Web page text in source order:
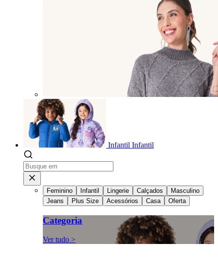
Infantil Infantil
Feminino Infantil Lingerie Calçados
Masculino
Jeans
Plus Size Acessórios Casa Oferta
Categoria
Ver tudo >